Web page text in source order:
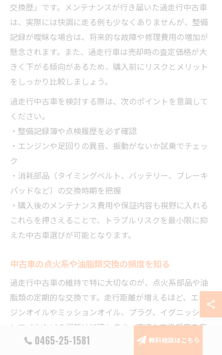
交換歴」です。メンテナンスが行き届いた過走行中古車
は、実際には快調に走る例も少なくありませんが、整備
記録が曖昧な場合は、将来的な故障や修理費用の増加が
懸念されます。また、過走行車は売却時の査定価格が大
きく下がる傾向があるため、購入前にリスクとメリット
をしっかり比較しましょう。
過走行中古車を検討する際は、次のポイントを意識して
ください。
・整備記録簿や点検履歴を必ず確認
・エンジンや足回りの異音、振動がないか試乗でチェッ
ク
・消耗部品（タイミングベルト、バッテリー、ブレーキ
パッドなど）の交換時期を把握
・購入後のメンテナンス費用や保証内容も視野に入れる
これらを押さえることで、トラブルリスクを最小限に抑
えた中古車選びが可能となります。
中古車の点火系や油脂類交換の頻度を知る
過走行中古車の維持で特に大切なのが、点火系部品や油
脂類の定期的な交換です。走行距離が増えるほど、エン
ジンオイルやミッションオイル、プラグ、イグニッショ
ンコイルなどの消耗は加速します。適切な交換頻度を守
ることで、エンジンや駆動系の寿命を大幅に延ばすこと
0465-25-1581 無料相談はこちら